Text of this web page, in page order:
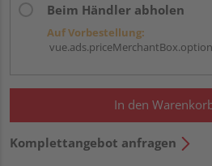
Beim Händler abholen
Auf Vorbestellung:
In den
Komplettangebot anfragen